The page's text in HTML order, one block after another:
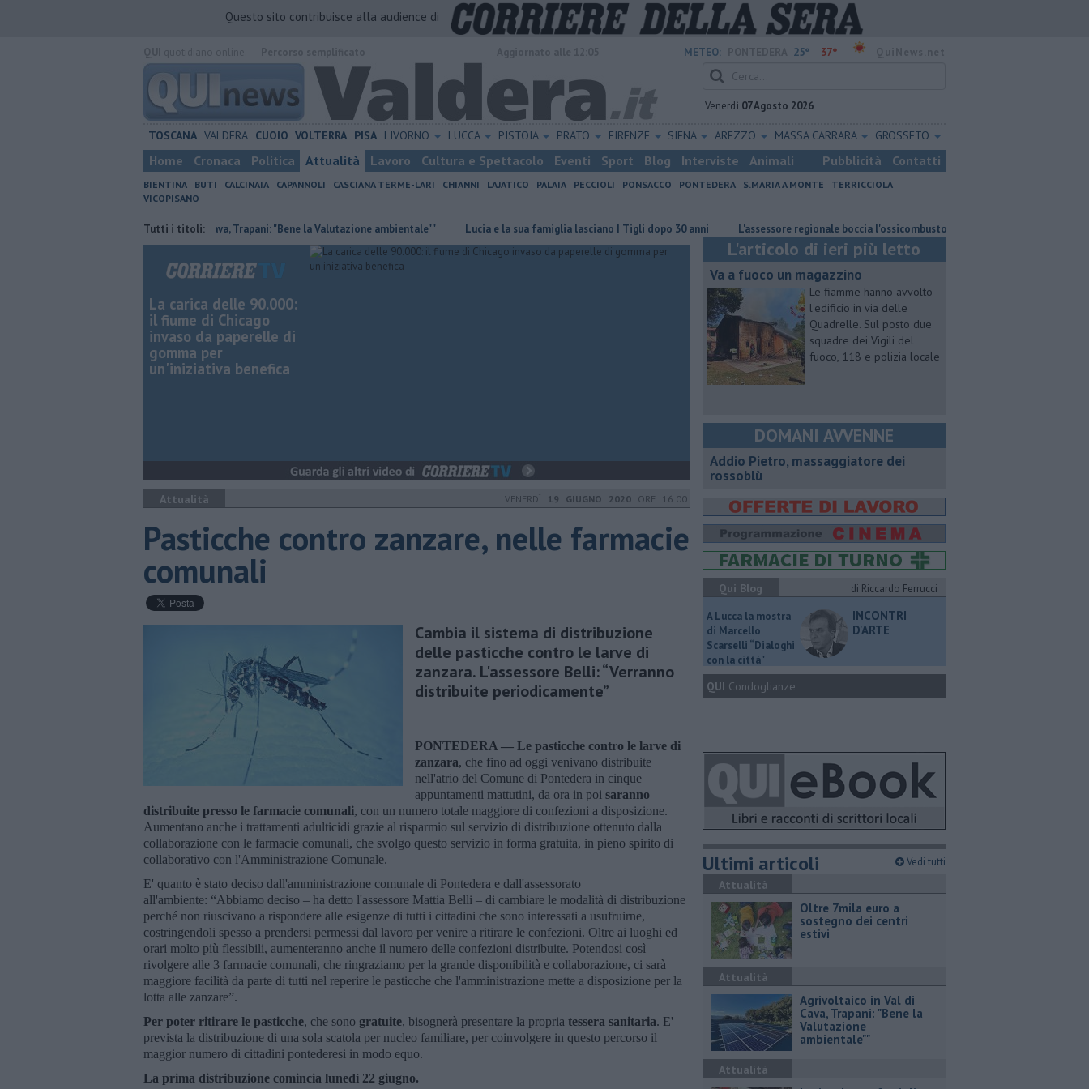
Questo sito contribuisce alla audience di
METEO: 25° 37°
Venerdì 07 Agosto 2026
TOSCANA VALDERA CUOIO VOLTERRA PISA LIVORNO LUCCA PISTOIA PRATO FIRENZE SIENA AREZZO MASSA CARRARA GROSSETO
Home Cronaca Politica Attualità Lavoro Cultura e Spettacolo Eventi Sport Blog Interviste Animali Pubblicità Contatti
BIENTINA BUTI CALCINAIA CAPANNOLI CASCIANA TERME-LARI CHIANNI LAJATICO PALAIA PECCIOLI PONSACCO PONTEDERA S.MARIA A MONTE
TERRICCIOLA
VICOPISANO
Tutti i titoli:
Agrivoltaico in Val di Cava, Trapani: "Bene la Valutazione ambientale"" Lucia e la sua famiglia lasciano I Tigli dopo 30 anni L'assessore regionale boccia l'ossicombustore Oltre 7mila euro a sostegno
La carica delle 90.000:
il fiume di Chicago
invaso da paperelle di
gomma per
un'iniziativa benefica
Attualità VENERDÌ 19 GIUGNO 2020 ORE 16:00
Pasticche contro zanzare, nelle farmacie
comunali
​Cambia il sistema di distribuzione
delle pasticche contro le larve di
zanzara. L'assessore Belli: “Verranno
distribuite periodicamente”
PONTEDERA — Le pasticche contro le larve di
zanzara, che fino ad oggi venivano distribuite
nell'atrio del Comune di Pontedera in cinque
appuntamenti mattutini, da ora in poi saranno
distribuite presso le farmacie comunali, con un numero totale maggiore di confezioni a disposizione.
Aumentano anche i trattamenti adulticidi grazie al risparmio sul servizio di distribuzione ottenuto dalla
collaborazione con le farmacie comunali, che svolgo questo servizio in forma gratuita, in pieno spirito di
collaborativo con l'Amministrazione Comunale.
E' quanto è stato deciso dall'amministrazione comunale di Pontedera e dall'assessorato
all'ambiente: “Abbiamo deciso – ha detto l'assessore Mattia Belli – di cambiare le modalità di distribuzione
perché non riuscivano a rispondere alle esigenze di tutti i cittadini che sono interessati a usufruirne,
costringendoli spesso a prendersi permessi dal lavoro per venire a ritirare le confezioni. Oltre ai luoghi ed
orari molto più flessibili, aumenteranno anche il numero delle confezioni distribuite. Potendosi così
rivolgere alle 3 farmacie comunali, che ringraziamo per la grande disponibilità e collaborazione, ci sarà
maggiore facilità da parte di tutti nel reperire le pasticche che l'amministrazione mette a disposizione per la
lotta alle zanzare”.
Per poter ritirare le pasticche, che sono gratuite, bisognerà presentare la propria tessera sanitaria. E'
prevista la distribuzione di una sola scatola per nucleo familiare, per coinvolgere in questo percorso il
maggior numero di cittadini pontederesi in modo equo.
La prima distribuzione comincia lunedì 22 giugno.
L'articolo di ieri più letto
Va a fuoco un magazzino
Le fiamme hanno avvolto
l'edificio in via delle
Quadrelle. Sul posto due
squadre dei Vigili del
fuoco, 118 e polizia locale
DOMANI AVVENNE
Addio Pietro, massaggiatore dei
rossoblù
Qui Blog
di Riccardo Ferrucci
A Lucca la mostra
di Marcello
Scarselli “Dialoghi
con la città"
INCONTRI
D'ARTE
QUI Condoglianze
Ultimi articoli Vedi tutti
Attualità
Oltre 7mila euro a
sostegno dei centri
estivi
Attualità
Agrivoltaico in Val di
Cava, Trapani: "Bene la
Valutazione
ambientale""
Attualità